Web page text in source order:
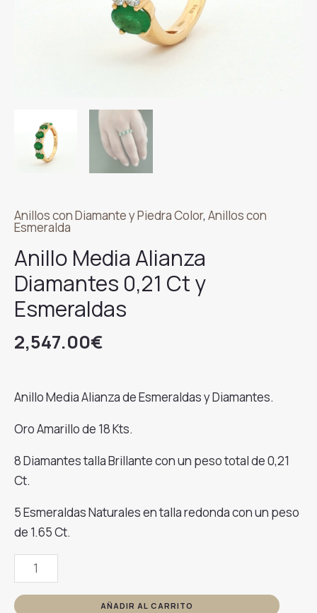
Anillos con Diamante y Piedra Color, Anillos con
Esmeralda
Anillo Media Alianza
Diamantes 0,21 Ct y
Esmeraldas
2,547.00€
Anillo Media Alianza de Esmeraldas y Diamantes.
Oro Amarillo de 18 Kts.
8 Diamantes talla Brillante con un peso total de 0,21
Ct.
5 Esmeraldas Naturales en talla redonda con un peso
de 1.65 Ct.
Anillo
Media
Alianza
AÑADIR AL CARRITO